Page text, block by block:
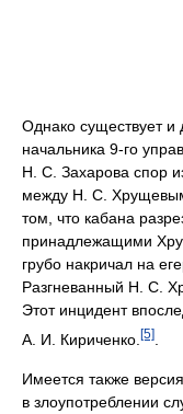
Однако существует и
начальника 9-го
Н. С. Захарова спор
между Н. С.
том, что кабана
принадлежащими
грубо накричал на
Разгневанный Н. С.
Этот инцидент
А. И. Кириченко. [5]
Имеется также
в злоупотреблении